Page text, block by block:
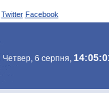
Twitter Facebook
Четвер, 6 серпня,